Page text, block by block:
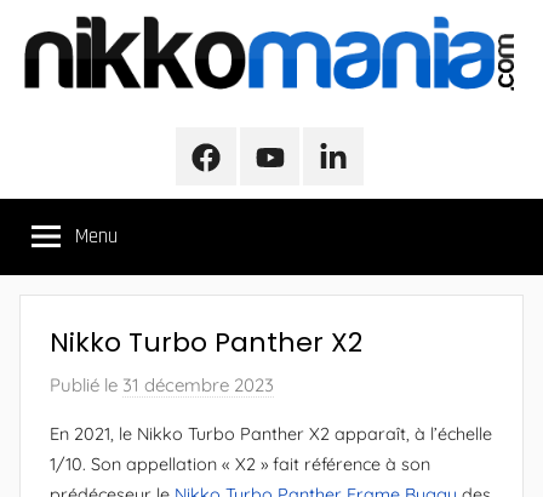
contenu
NikkoMania
Véhicules
/
FacebookYoutubeLinkedIn
Menu
Nikko Turbo Panther X2
Publié le 31 décembre 2023
En 2021, le Nikko Turbo Panther X2 apparaît, à l’échelle
1/10. Son appellation « X2 » fait référence à son